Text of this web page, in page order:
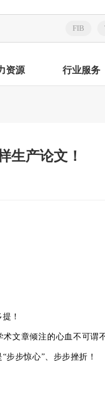
FIB
资源 行业服务
生产论文！
！
术文章倾注的心血不可谓
步惊心”、步步挫折！